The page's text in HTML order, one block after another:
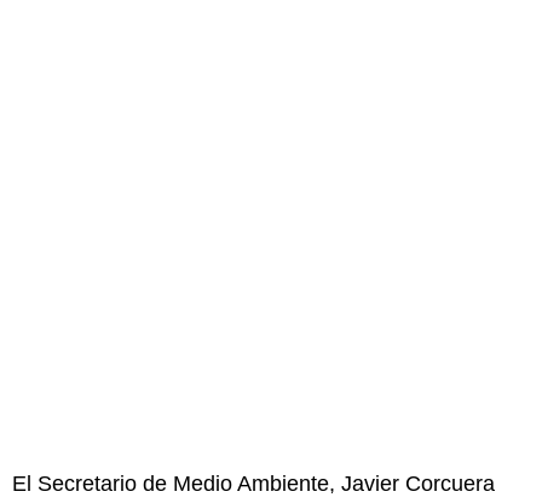
El Secretario de Medio Ambiente, Javier Corcuera